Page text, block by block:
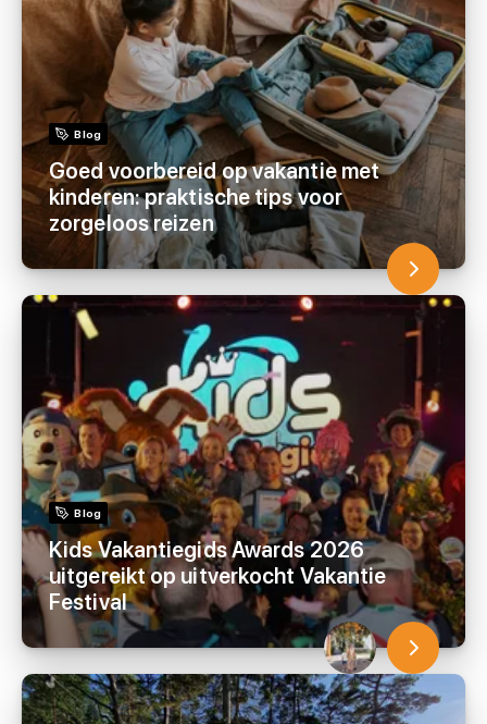
Blog
Goed voorbereid op vakantie met
kinderen: praktische tips voor
zorgeloos reizen
Blog
Kids Vakantiegids Awards 2026
uitgereikt op uitverkocht Vakantie
Festival